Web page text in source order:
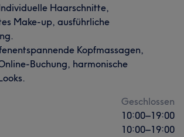
Haarschnitte,
Make-up, ausführliche
Kopfmassagen,
Buchung, harmonische
Geschlossen
10:00–19:00
10:00–19:00